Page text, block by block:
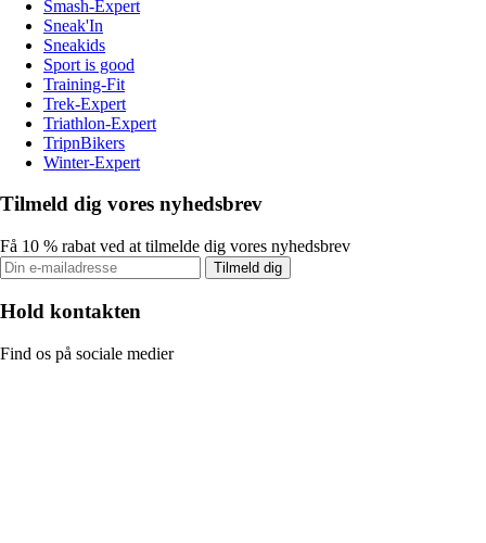
Smash-Expert
Sneak'In
Sneakids
Sport is good
Training-Fit
Trek-Expert
Triathlon-Expert
TripnBikers
Winter-Expert
Tilmeld dig vores nyhedsbrev
Få 10 % rabat ved at tilmelde dig vores nyhedsbrev
Tilmeld dig
Hold kontakten
Find os på sociale medier